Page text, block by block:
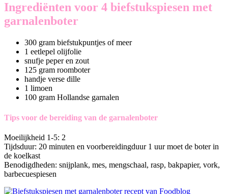
Ingrediënten voor 4 biefstukspiesen met
garnalenboter
300 gram biefstukpuntjes of meer
1 eetlepel olijfolie
snufje peper en zout
125 gram roomboter
handje verse dille
1 limoen
100 gram Hollandse garnalen
Tips voor de bereiding van de garnalenboter
Moeilijkheid 1-5: 2
Tijdsduur: 20 minuten en voorbereidingduur 1 uur moet de boter in
de koelkast
Benodigdheden: snijplank, mes, mengschaal, rasp, bakpapier, vork,
barbecuespiesen